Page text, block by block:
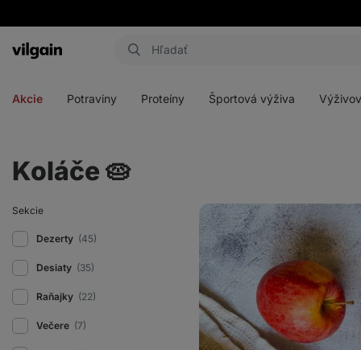
Eshop
Akcie Potraviny Proteíny Športová výživa
Koláče 🥧
Sekcie
Dezerty (45)
Desiaty (35)
Raňajky (22)
Večere (7)
Jablkový
koláč
Apfelkuchen